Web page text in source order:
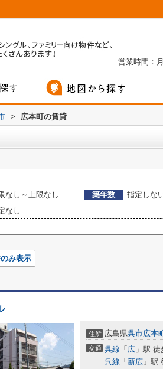
営業時間：
> 広本町の賃貸
なし～上限なし 築年数
指定しな
なし
み表示
住所 広島県呉市広本
交通 呉線 「 広 」駅 徒
呉線 「 新広 」駅